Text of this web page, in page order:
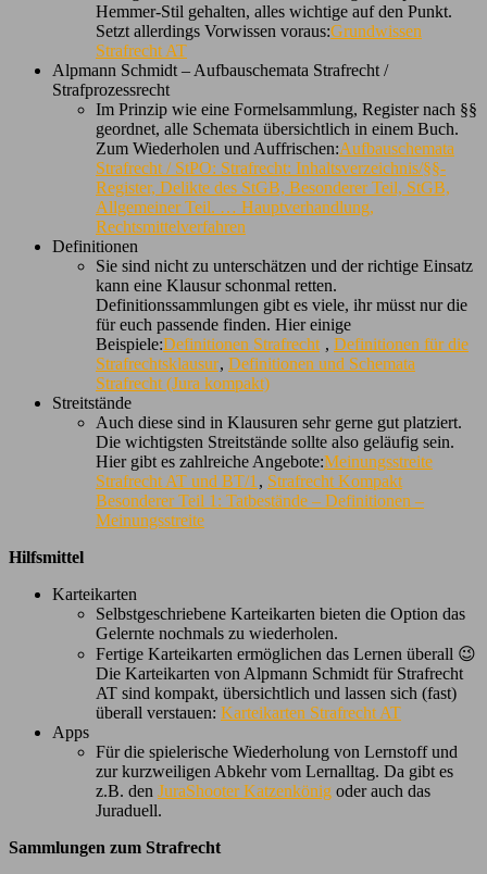
Hemmer-Stil gehalten, alles wichtige auf den Punkt.
Setzt allerdings Vorwissen voraus:Grundwissen
Strafrecht AT
Alpmann Schmidt – Aufbauschemata Strafrecht /
Strafprozessrecht
Im Prinzip wie eine Formelsammlung, Register nach §§
geordnet, alle Schemata übersichtlich in einem Buch.
Zum Wiederholen und Auffrischen:Aufbauschemata
Strafrecht / StPO: Strafrecht: Inhaltsverzeichnis/§§-
Register, Delikte des StGB, Besonderer Teil, StGB,
Allgemeiner Teil. … Hauptverhandlung,
Rechtsmittelverfahren
Definitionen
Sie sind nicht zu unterschätzen und der richtige Einsatz
kann eine Klausur schonmal retten.
Definitionssammlungen gibt es viele, ihr müsst nur die
für euch passende finden. Hier einige
Beispiele:Definitionen Strafrecht , Definitionen für die
Strafrechtsklausur, Definitionen und Schemata
Strafrecht (Jura kompakt)
Streitstände
Auch diese sind in Klausuren sehr gerne gut platziert.
Die wichtigsten Streitstände sollte also geläufig sein.
Hier gibt es zahlreiche Angebote:Meinungsstreite
Strafrecht AT und BT/1 , Strafrecht Kompakt
Besonderer Teil 1: Tatbestände – Definitionen –
Meinungsstreite
Hilfsmittel
Karteikarten
Selbstgeschriebene Karteikarten bieten die Option das
Gelernte nochmals zu wiederholen.
Fertige Karteikarten ermöglichen das Lernen überall 😉
Die Karteikarten von Alpmann Schmidt für Strafrecht
AT sind kompakt, übersichtlich und lassen sich (fast)
überall verstauen: Karteikarten Strafrecht AT
Apps
Für die spielerische Wiederholung von Lernstoff und
zur kurzweiligen Abkehr vom Lernalltag. Da gibt es
z.B. den JuraShooter Katzenkönig oder auch das
Juraduell.
Sammlungen zum Strafrecht